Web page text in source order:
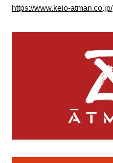
https://www.keio-atman.co.jp/